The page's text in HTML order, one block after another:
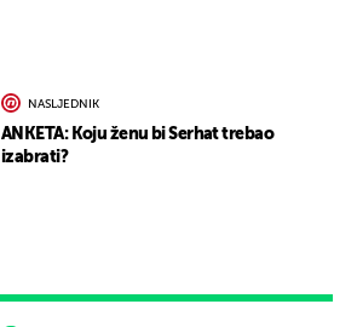
NASLJEDNIK
ANKETA: Koju ženu bi Serhat trebao
izabrati?